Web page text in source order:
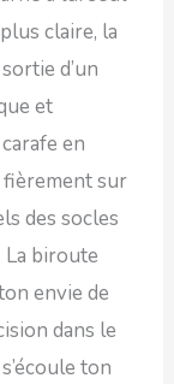
claire, la
d’un
et
en
sur
des socles
La biroute
envie de
dans le
ton